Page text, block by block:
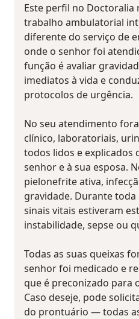
Este perfil no Doctoralia
trabalho ambulatorial
diferente do serviço de
onde o senhor foi
função é avaliar
imediatos à vida e
protocolos de urgência.
No seu atendimento
clínico, laboratoriais,
todos lidos e explicados
senhor e à sua esposa.
pielonefrite ativa,
gravidade. Durante toda
sinais vitais estiveram
instabilidade, sepse ou
Todas as suas queixas
senhor foi medicado e
que é preconizado para
Caso deseje, pode
do prontuário — todas